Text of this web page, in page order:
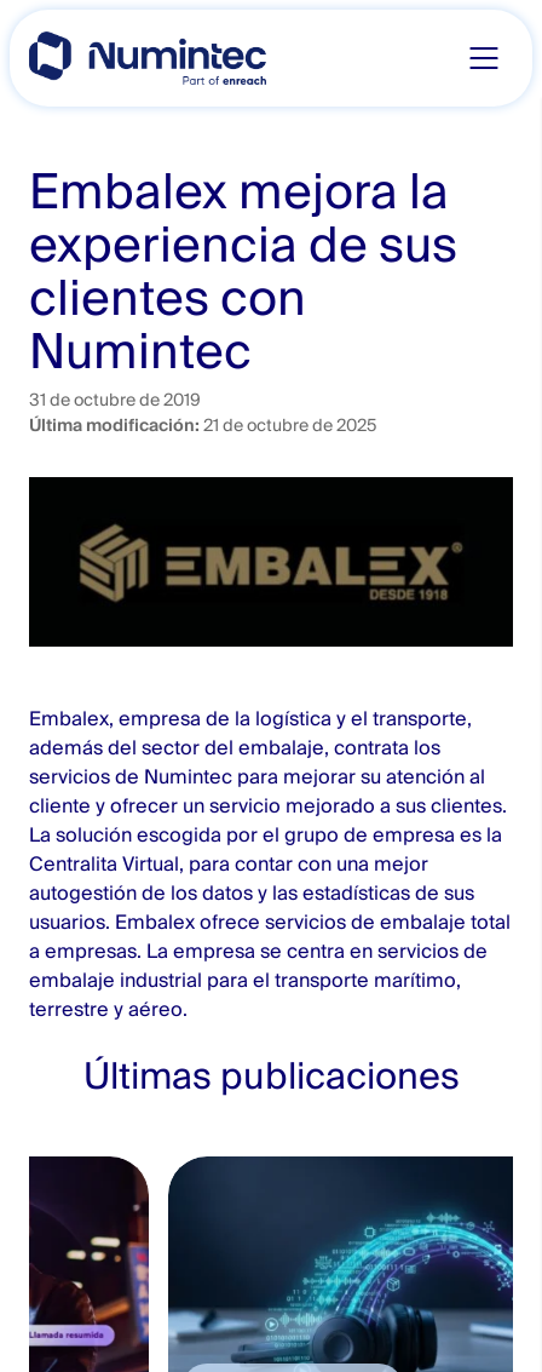
Skip
content
Embalex mejora la
experiencia de sus
clientes con
Numintec
31 de octubre de 2019
Última modificación: 21 de octubre de 2025
Embalex, empresa de la logística y el transporte,
además del sector del embalaje, contrata los
servicios de Numintec para mejorar su atención al
cliente y ofrecer un servicio mejorado a sus clientes.
La solución escogida por el grupo de empresa es la
Centralita Virtual, para contar con una mejor
autogestión de los datos y las estadísticas de sus
usuarios. Embalex ofrece servicios de embalaje total
a empresas. La empresa se centra en servicios de
embalaje industrial para el transporte marítimo,
terrestre y aéreo.
Últimas publicaciones